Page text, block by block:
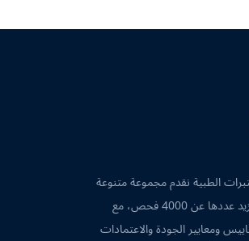
الطبية نقدم مجموعة متنوعة
من الفحوصات والتي تزيد عددها عن 4000 فحص، مع
ومعايير الجودة والاعتمادات